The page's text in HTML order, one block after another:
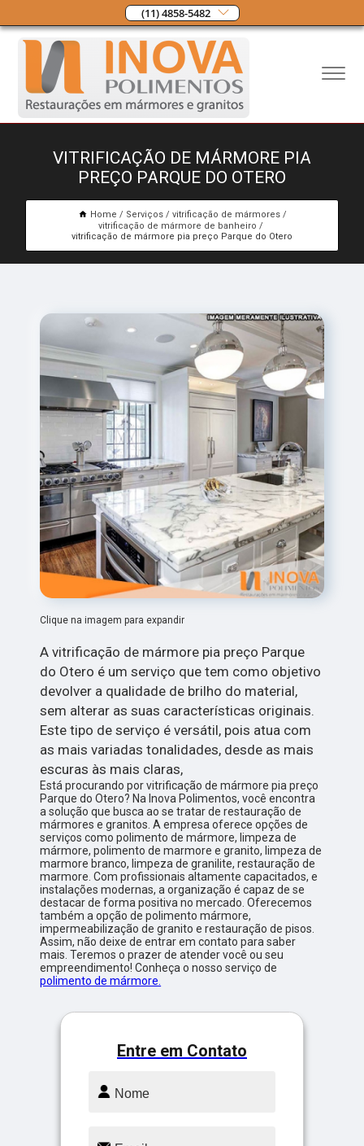
(11) 4858-5482
VITRIFICAÇÃO DE MÁRMORE PIA
PREÇO PARQUE DO OTERO
Home Serviços
vitrificação de mármores
vitrificação de mármore de banheiro
vitrificação de mármore pia preço Parque do Otero
Clique na imagem para expandir
A vitrificação de mármore pia preço Parque
do Otero é um serviço que tem como objetivo
devolver a qualidade de brilho do material,
sem alterar as suas características originais.
Este tipo de serviço é versátil, pois atua com
as mais variadas tonalidades, desde as mais
escuras às mais claras,
Está procurando por vitrificação de mármore pia preço
Parque do Otero? Na Inova Polimentos, você encontra
a solução que busca ao se tratar de restauração de
mármores e granitos. A empresa oferece opções de
serviços como polimento de mármore, limpeza de
mármore, polimento de marmore e granito, limpeza de
marmore branco, limpeza de granilite, restauração de
marmore. Com profissionais altamente capacitados, e
instalações modernas, a organização é capaz de se
destacar de forma positiva no mercado. Oferecemos
também a opção de polimento mármore,
impermeabilização de granito e restauração de pisos.
Assim, não deixe de entrar em contato para saber
mais. Teremos o prazer de atender você ou seu
empreendimento! Conheça o nosso serviço de
polimento de mármore.
Entre em Contato